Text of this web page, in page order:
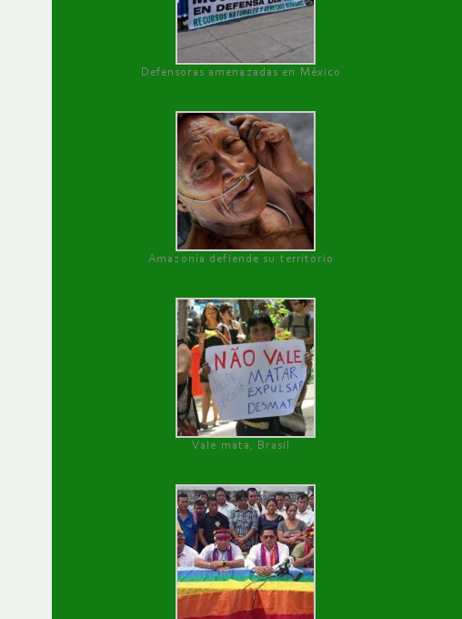
Defensoras amenazadas en México
Amazonía defiende su territorio
Vale mata, Brasil